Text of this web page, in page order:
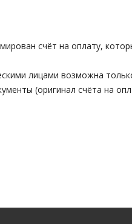
счёт на оплату,
лицами возможна
(оригинал счёта на